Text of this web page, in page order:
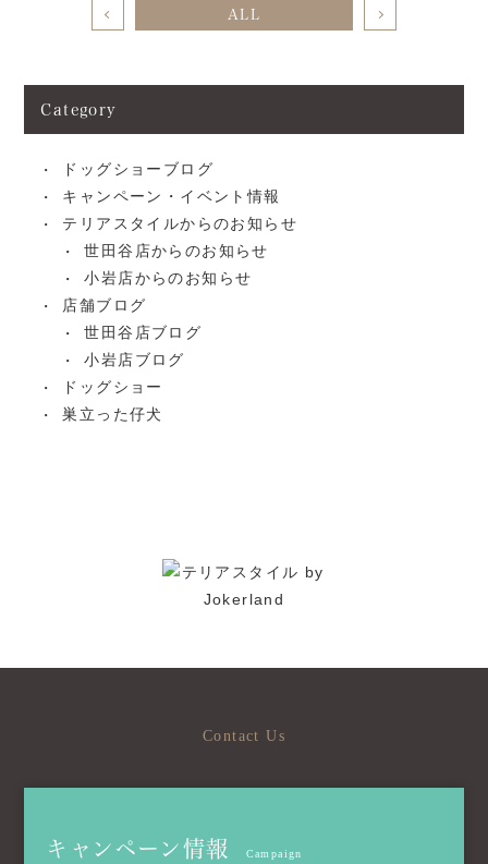
ALL
Category
ドッグショーブログ
キャンペーン・イベント情報
テリアスタイルからのお知らせ
世田谷店からのお知らせ
小岩店からのお知らせ
店舗ブログ
世田谷店ブログ
小岩店ブログ
ドッグショー
巣立った仔犬
Contact Us
キャンペーン情報 Campaign